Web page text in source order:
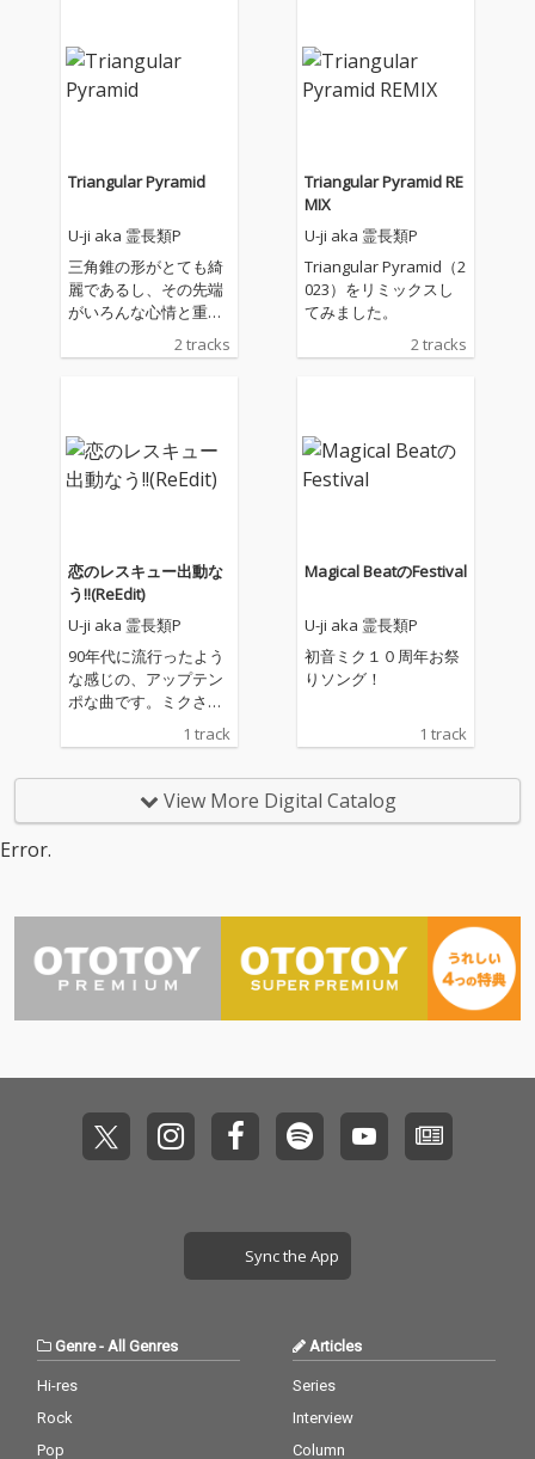
Triangular Pyramid
U-ji aka 霊長類P
三角錐の形がとても綺
麗であるし、その先端
がいろんな心情と重な
るみたいな。あとは、
自由にご想像いただけ
2 tracks
Triangular Pyramid RE
MIX
U-ji aka 霊長類P
Triangular Pyramid（2
023）をリミックスし
てみました。
2 tracks
恋のレスキュー出動な
う!!(ReEdit)
U-ji aka 霊長類P
90年代に流行ったよう
な感じの、アップテン
ポな曲です。ミクさん
で歌ってもらっていま
「恋のレスキュー出動
なう!!」をエディットし
1 track
Magical BeatのFestival
U-ji aka 霊長類P
初音ミク１０周年お祭
りソング！
1 track
View More Digital Catalog
Error.
Sync the App
Genre- All Genres
Hi-res
Rock
Pop
Articles
Series
Interview
Column